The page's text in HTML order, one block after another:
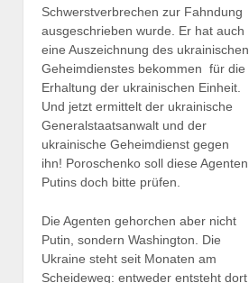
Schwerstverbrechen zur Fahndung
ausgeschrieben wurde. Er hat auch
eine Auszeichnung des ukrainischen
Geheimdienstes bekommen  für die
Erhaltung der ukrainischen Einheit.
Und jetzt ermittelt der ukrainische
Generalstaatsanwalt und der
ukrainische Geheimdienst gegen
ihn! Poroschenko soll diese Agenten
Putins doch bitte prüfen.
Die Agenten gehorchen aber nicht
Putin, sondern Washington. Die
Ukraine steht seit Monaten am
Scheideweg: entweder entsteht dort